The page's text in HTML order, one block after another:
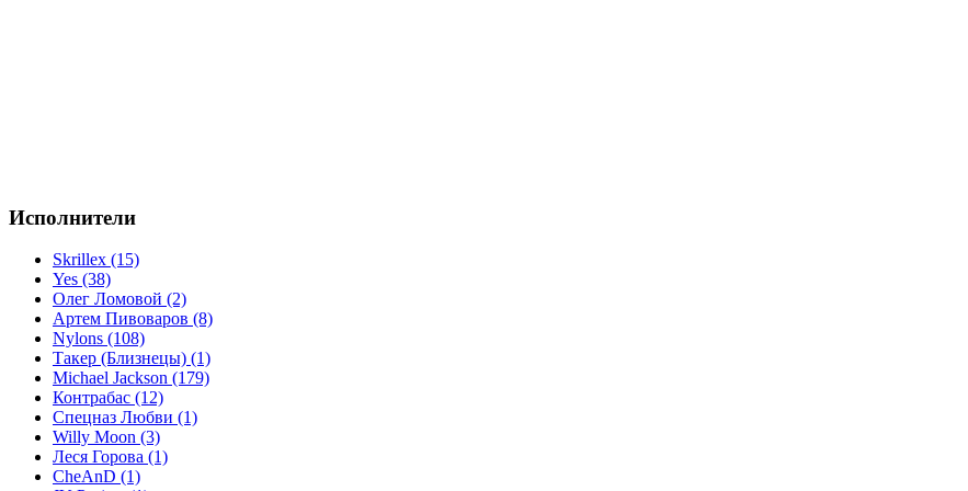
Исполнители
Skrillex (15)
Yes (38)
Олег Ломовой (2)
Артем Пивоваров (8)
Nylons (108)
Такер (Близнецы) (1)
Michael Jackson (179)
Контрабас (12)
Спецназ Любви (1)
Willy Moon (3)
Леся Горова (1)
CheAnD (1)